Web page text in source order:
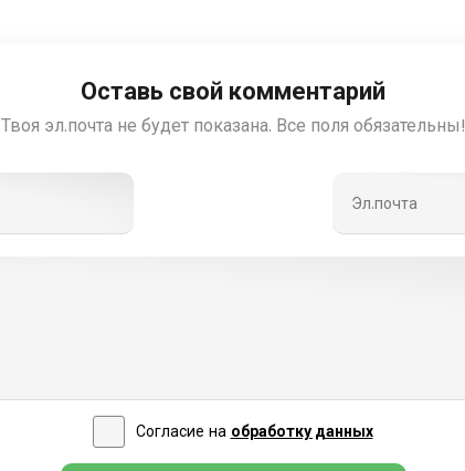
Оставь свой комментарий
Твоя эл.почта не будет показана. Все поля обязательны!
Согласие на обработку данных